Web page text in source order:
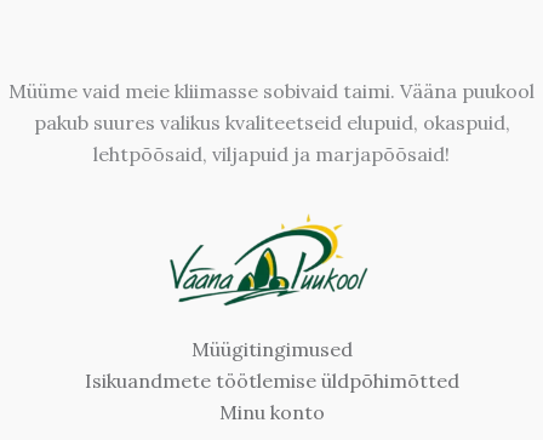
Müüme vaid meie kliimasse sobivaid taimi. Vääna puukool
pakub suures valikus kvaliteetseid elupuid, okaspuid,
lehtpõõsaid, viljapuid ja marjapõõsaid!
Müügitingimused
Isikuandmete töötlemise üldpõhimõtted
Minu konto